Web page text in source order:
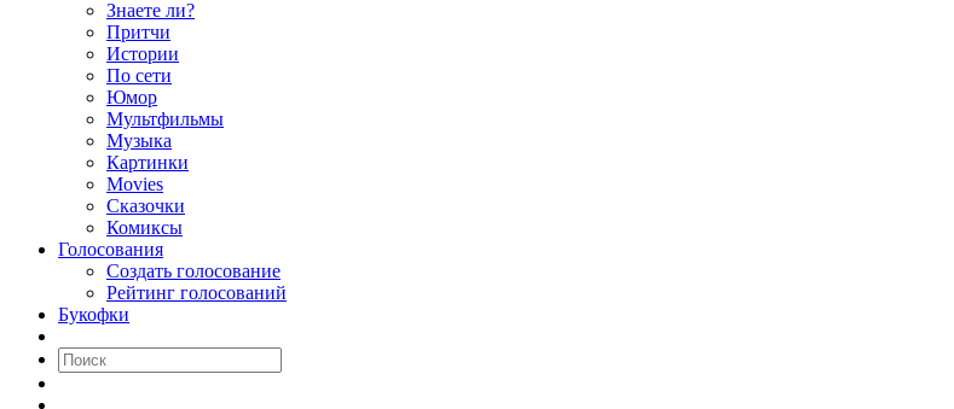
Знаете ли?
Притчи
Истории
По сети
Юмор
Мультфильмы
Музыка
Картинки
Movies
Сказочки
Комиксы
Голосования
Создать голосование
Рейтинг голосований
Букофки